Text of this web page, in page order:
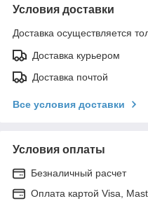
Условия доставки
Доставка осуществляется
Доставка курьером
Доставка почтой
Все условия доставки
Условия оплаты
Безналичный расчет
Оплата картой Visa,